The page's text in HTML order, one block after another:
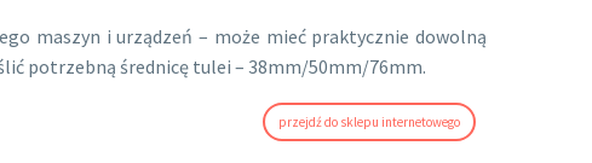
maszyn i urządzeń – może mieć praktycznie dowolną
potrzebną średnicę tulei – 38mm/50mm/76mm.
przejdź do sklepu internetowego